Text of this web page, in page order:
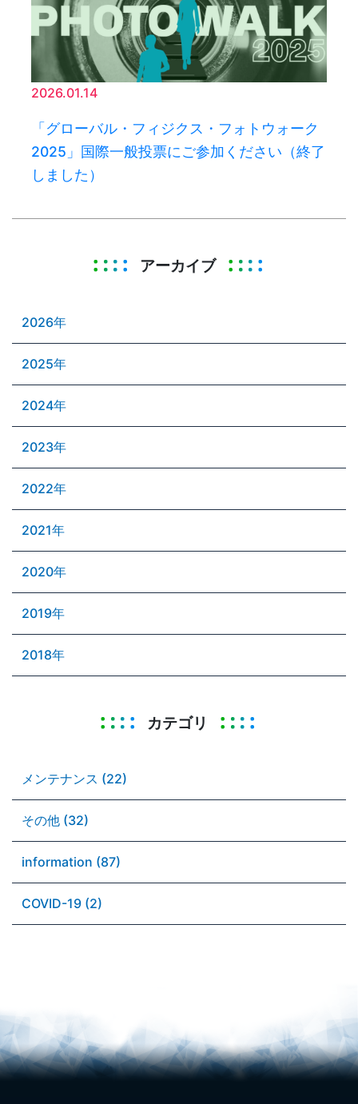
2026.01.14
「グローバル・フィジクス・フォトウォーク
2025」国際一般投票にご参加ください（終了
しました）
アーカイブ
2026年
2025年
2024年
2023年
2022年
2021年
2020年
2019年
2018年
カテゴリ
メンテナンス (22)
その他 (32)
information (87)
COVID-19 (2)